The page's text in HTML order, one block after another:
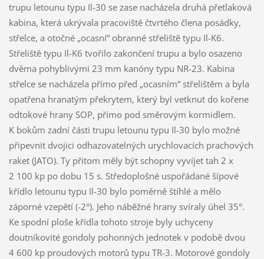
trupu letounu typu Il-30 se zase nacházela druhá přetlaková
kabina, která ukrývala pracoviště čtvrtého člena posádky,
střelce, a otočné „ocasní“ obranné střeliště typu Il-K6.
Střeliště typu Il-K6 tvořilo zakončení trupu a bylo osazeno
dvěma pohyblivými 23 mm kanóny typu NR-23. Kabina
střelce se nacházela přímo před „ocasním“ střelištěm a byla
opatřena hranatým překrytem, který byl vetknut do kořene
odtokové hrany SOP, přímo pod směrovým kormidlem.
K bokům zadní části trupu letounu typu Il-30 bylo možné
připevnit dvojici odhazovatelných urychlovacích prachových
raket (JATO). Ty přitom měly být schopny vyvíjet tah 2 x
2 100 kp po dobu 15 s. Středoplošné uspořádané šípové
křídlo letounu typu Il-30 bylo poměrně štíhlé a mělo
záporné vzepětí (-2°). Jeho náběžné hrany svíraly úhel 35°.
Ke spodní ploše křídla tohoto stroje byly uchyceny
doutníkovité gondoly pohonných jednotek v podobě dvou
4 600 kp proudových motorů typu TR-3. Motorové gondoly